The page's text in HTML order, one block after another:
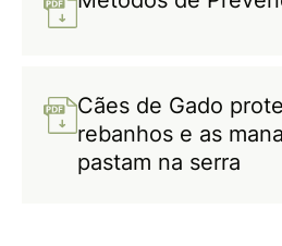
Cães de Gado
rebanhos e as
pastam na serra